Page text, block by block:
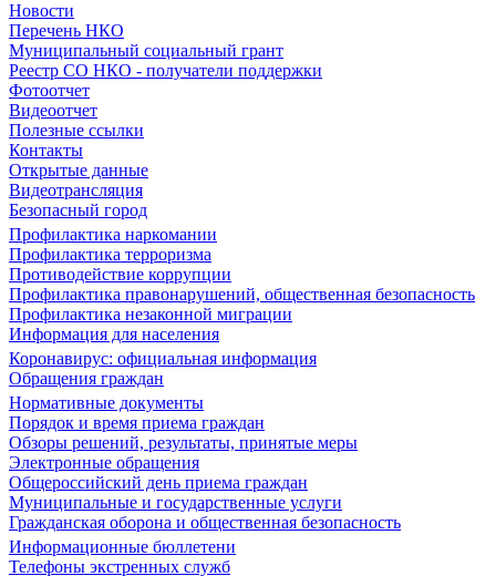
Новости
Перечень НКО
Муниципальный социальный грант
Реестр СО НКО - получатели поддержки
Фотоотчет
Видеоотчет
Полезные ссылки
Контакты
Открытые данные
Видеотрансляция
Безопасный город
Профилактика наркомании
Профилактика терроризма
Противодействие коррупции
Профилактика правонарушений, общественная безопасность
Профилактика незаконной миграции
Информация для населения
Коронавирус: официальная информация
Обращения граждан
Нормативные документы
Порядок и время приема граждан
Обзоры решений, результаты, принятые меры
Электронные обращения
Общероссийский день приема граждан
Муниципальные и государственные услуги
Гражданская оборона и общественная безопасность
Информационные бюллетени
Телефоны экстренных служб